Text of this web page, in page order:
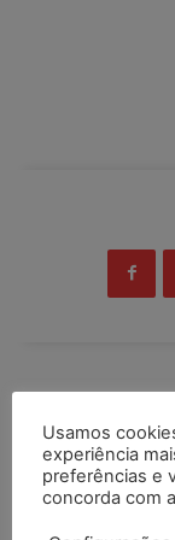
Usamos
experiência
preferências e
concorda com